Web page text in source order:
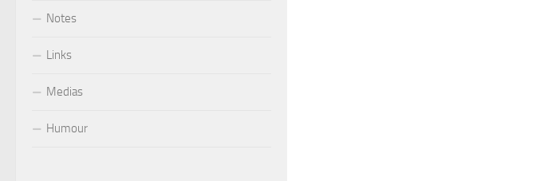
Notes
Links
Medias
Humour